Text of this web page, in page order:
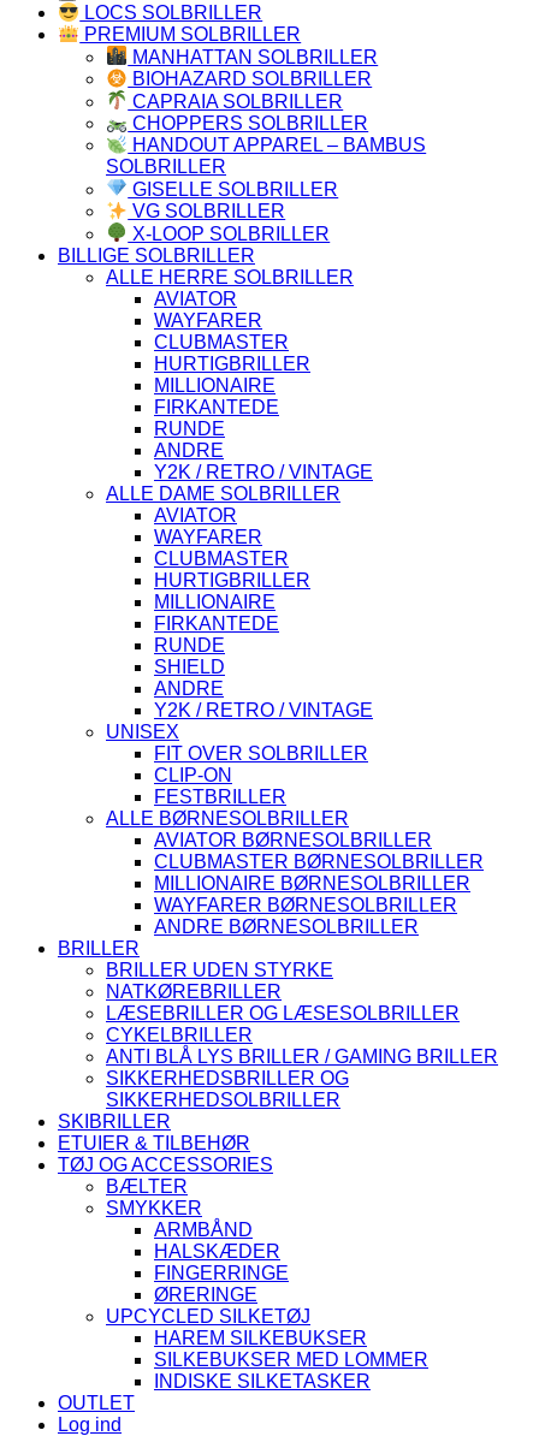
LOCS SOLBRILLER
PREMIUM SOLBRILLER
MANHATTAN SOLBRILLER
BIOHAZARD SOLBRILLER
CAPRAIA SOLBRILLER
CHOPPERS SOLBRILLER
HANDOUT APPAREL – BAMBUS
SOLBRILLER
GISELLE SOLBRILLER
VG SOLBRILLER
X-LOOP SOLBRILLER
BILLIGE SOLBRILLER
ALLE HERRE SOLBRILLER
AVIATOR
WAYFARER
CLUBMASTER
HURTIGBRILLER
MILLIONAIRE
FIRKANTEDE
RUNDE
ANDRE
Y2K / RETRO / VINTAGE
ALLE DAME SOLBRILLER
AVIATOR
WAYFARER
CLUBMASTER
HURTIGBRILLER
MILLIONAIRE
FIRKANTEDE
RUNDE
SHIELD
ANDRE
Y2K / RETRO / VINTAGE
UNISEX
FIT OVER SOLBRILLER
CLIP-ON
FESTBRILLER
ALLE BØRNESOLBRILLER
AVIATOR BØRNESOLBRILLER
CLUBMASTER BØRNESOLBRILLER
MILLIONAIRE BØRNESOLBRILLER
WAYFARER BØRNESOLBRILLER
ANDRE BØRNESOLBRILLER
BRILLER
BRILLER UDEN STYRKE
NATKØREBRILLER
LÆSEBRILLER OG LÆSESOLBRILLER
CYKELBRILLER
ANTI BLÅ LYS BRILLER / GAMING BRILLER
SIKKERHEDSBRILLER OG
SIKKERHEDSOLBRILLER
SKIBRILLER
ETUIER & TILBEHØR
TØJ OG ACCESSORIES
BÆLTER
SMYKKER
ARMBÅND
HALSKÆDER
FINGERRINGE
ØRERINGE
UPCYCLED SILKETØJ
HAREM SILKEBUKSER
SILKEBUKSER MED LOMMER
INDISKE SILKETASKER
OUTLET
Log ind